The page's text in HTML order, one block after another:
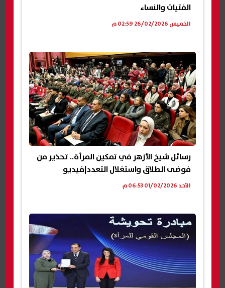
الفتيات والنساء
الخميس 26/02/2026 02:59 م
رسائل شيخ الأزهر في تمكين المرأة.. تحذير من
فوضى الطلاق واستغلال التعدد|فيديو
الأحد 01/02/2026 06:53 م